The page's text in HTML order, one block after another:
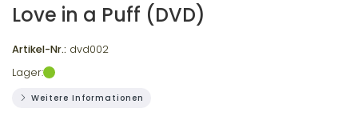
Love in a Puff (DVD)
Artikel-Nr.: dvd002
Lager:
Weitere Informationen